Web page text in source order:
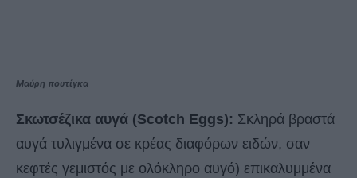
Μαύρη πουτίγκα
Σκωτσέζικα αυγά (Scotch Eggs): Σκληρά βραστά
αυγά τυλιγμένα σε κρέας διαφόρων ειδών, σαν
κεφτές γεμιστός με ολόκληρο αυγό) επικαλυμμένα